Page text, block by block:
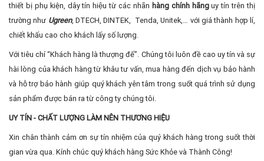
thiết bị phụ kiện, dây tín hiệu từ các nhãn hàng chính hãnguy tín trên thị
trường như Ugreen, DTECH, DINTEK, Tenda, Unitek,… với giá thành hợp lí,
chiết khấu cao cho khách lấy số lượng.
Với tiêu chí “Khách hàng là thượng đế”. Chúng tôi luôn đề cao uy tín và sự
hài lòng của khách hàng từ khâu tư vấn, mua hàng đến dịch vụ bảo hành
và hỗ trợ bảo hành giúp quý khách yên tâm trong suốt quá trình sử dụng
sản phẩm được bán ra từ công ty chúng tôi.
UY TÍN - CHẤT LƯỢNG LÀM NÊN THƯƠNG HIỆU
Xin chân thành cảm ơn sự tín nhiệm của quý khách hàng trong suốt thời
gian vừa qua. Kính chúc quý khách hàng Sức Khỏe và Thành Công!